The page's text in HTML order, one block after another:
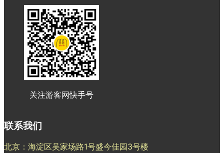
关注游客网快手号
联系我们
北京：海淀区吴家场路1号盛今佳园3号楼